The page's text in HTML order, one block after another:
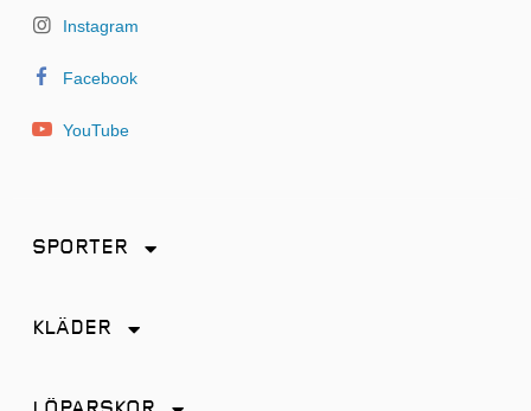
Instagram
Facebook
YouTube
SPORTER
KLÄDER